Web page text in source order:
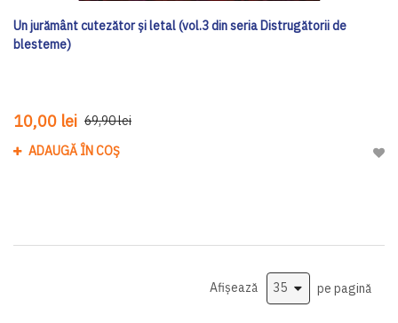
Un jurământ cutezător și letal (vol.3 din seria Distrugătorii de
blesteme)
10,00 lei 69,90 lei
ADAUGĂ ÎN COȘ
Afișează pe pagină